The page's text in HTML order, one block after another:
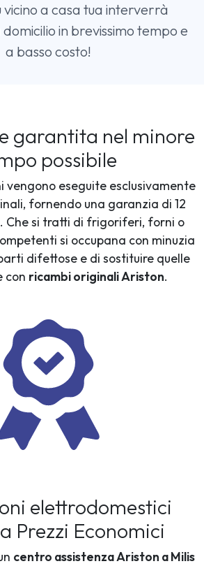
vicino a casa tua interverrà
in brevissimo tempo e
a basso costo!
garantita nel minore
possibile
vengono eseguite esclusivamente
fornendo una garanzia di 12
Che si tratti di frigoriferi, forni o
si occupana con minuzia
difettose e di sostituire quelle
con ricambi originali Ariston.
elettrodomestici
Prezzi Economici
centro assistenza Ariston a Milis